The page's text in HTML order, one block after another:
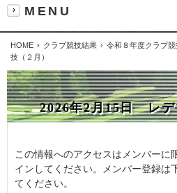
MENU
HOME クラブ競技結果 令和８年度クラブ
技（２月）
2026年2月15日 レデ
この情報へのアクセスはメンバーに
インしてください。メンバー登録は
てください。